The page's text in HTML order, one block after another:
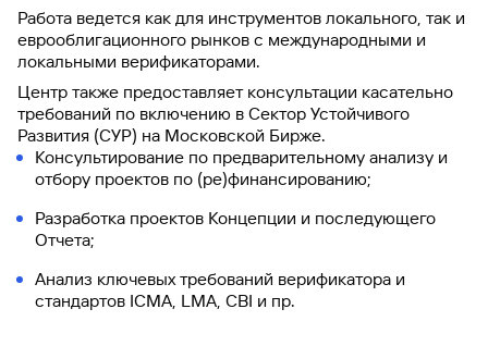
Работа ведется как для инструментов локального, так и
еврооблигационного рынков с международными и
локальными верификаторами.
Центр также предоставляет консультации касательно
требований по включению в Сектор Устойчивого
Развития (СУР) на Московской Бирже.
Консультирование по предварительному анализу и
отбору проектов по (ре)финансированию;
Разработка проектов Концепции и последующего
Отчета;
Анализ ключевых требований верификатора и
стандартов ICMA, LMA, CBI и пр.